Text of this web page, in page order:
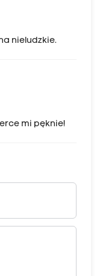
nieludzkie.
mi pęknie!